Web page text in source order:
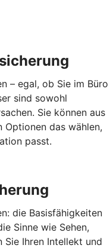
– egal, ob Sie im Büro
sind sowohl
Sie können aus
das wählen,
passt.
die Basisfähigkeiten
Sinne wie Sehen,
Sie Ihren Intellekt und